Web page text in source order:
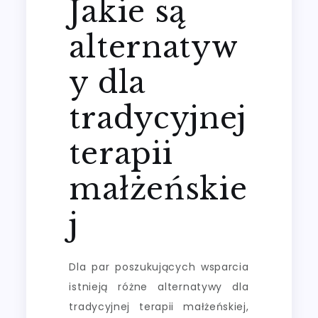
Jakie są
alternatyw
y dla
tradycyjnej
terapii
małżeńskie
j
Dla par poszukujących wsparcia
istnieją różne alternatywy dla
tradycyjnej terapii małżeńskiej,